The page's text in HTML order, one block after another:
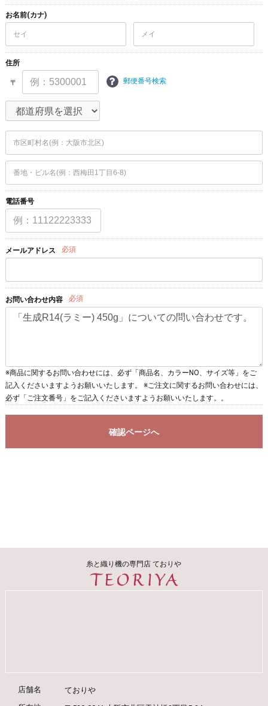
お名前(カナ)
住所
〒 郵便番号検索
電話番号
メールアドレス 必須
お問い合わせ内容 必須
※商品に関するお問い合わせには、必ず「商品名、カラーNO、サイズ等」をご
記入くださいますようお願いいたします。 ※ご注文に関するお問い合わせには、
必ず「ご注文番号」をご記入くださいますようお願いいたします。。
確認ページへ
糸と織り機の専門店 ておりや
店舗名
ておりや